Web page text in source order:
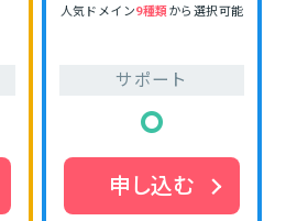
人気ドメイン9種類 から選択可能
サポート
申し込む